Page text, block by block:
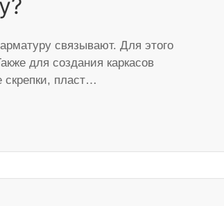
связывают. Для этого
для создания каркасов
пласт…